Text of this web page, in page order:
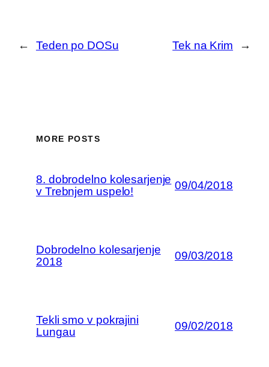
← Teden po DOSu Tek na Krim →
MORE POSTS
8. dobrodelno kolesarjenje
v Trebnjem uspelo!
09/04/2018
Dobrodelno kolesarjenje
2018
09/03/2018
Tekli smo v pokrajini
Lungau
09/02/2018